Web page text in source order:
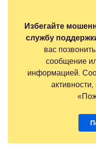
Избегайте
службу
вас
сообщение
информацией.